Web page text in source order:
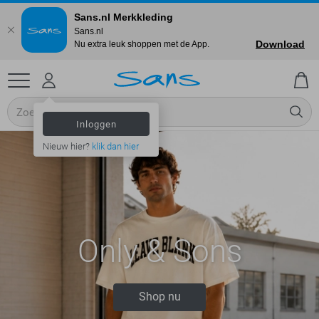
Inloggen
Nieuw hier? klik dan hier
T-shirts
Shop nu
Only & Sons
Shop nu
Sans.nl Merkkleding
Sans.nl
Nu extra leuk shoppen met de App.
Download